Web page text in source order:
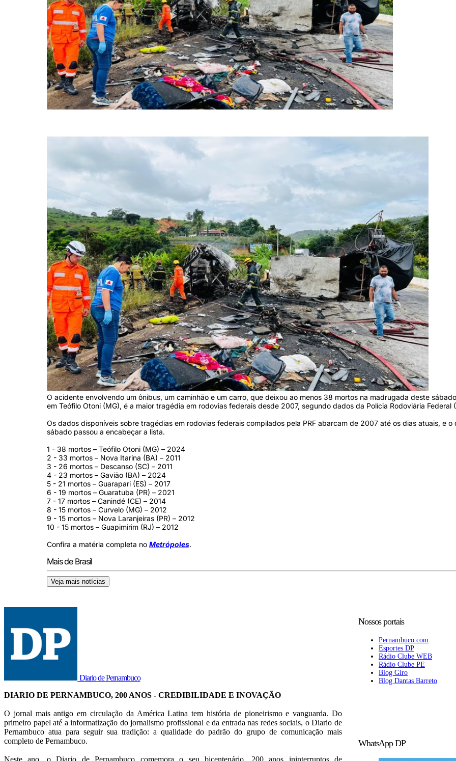
O acidente envolvendo um ônibus, um caminhão e um carro, que deixou ao menos 38 mortos na madrugada deste
em Teófilo Otoni (MG), é a maior tragédia em rodovias federais desde 2007, segundo dados da Polícia Rodoviária Federal
Os dados disponíveis sobre tragédias em rodovias federais compilados pela PRF abarcam de 2007 até os dias atuais, e o
sábado passou a encabeçar a lista.
1 - 38 mortos – Teófilo Otoni (MG) – 2024
2 - 33 mortos – Nova Itarina (BA) – 2011
3 - 26 mortos – Descanso (SC) – 2011
4 - 23 mortos – Gavião (BA) – 2024
5 - 21 mortos – Guarapari (ES) – 2017
6 - 19 mortos – Guaratuba (PR) – 2021
7 - 17 mortos – Canindé (CE) – 2014
8 - 15 mortos – Curvelo (MG) – 2012
9 - 15 mortos – Nova Laranjeiras (PR) – 2012
10 - 15 mortos – Guapimirim (RJ) – 2012
Confira a matéria completa no Metrópoles.
Mais de Brasil
Veja mais notícias
Diario de Pernambuco
DIARIO DE PERNAMBUCO, 200 ANOS - CREDIBILIDADE E INOVAÇÃO
O jornal mais antigo em circulação da América Latina tem história de pioneirismo e vanguarda. Do
primeiro papel até a informatização do jornalismo profissional e da entrada nas redes sociais, o Diario de
Pernambuco atua para seguir sua tradição: a qualidade do padrão do grupo de comunicação mais
completo de Pernambuco.
Neste ano, o Diario de Pernambuco comemora o seu bicentenário, 200 anos ininterruptos de
Nossos portais
Pernambuco.com
Esportes DP
Rádio Clube WEB
Rádio Clube PE
Blog Giro
Blog Dantas Barreto
WhatsApp DP